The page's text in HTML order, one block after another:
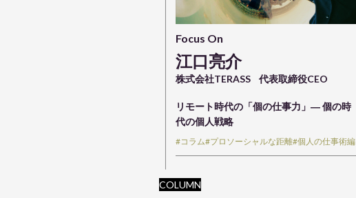
Focus On
江口亮介
株式会社TERASS代表取締役CEO
リモート時代の「個の仕事力」― 個の時
代の個人戦略
#コラム#プロソーシャルな距離#個人の仕事術編
COLUMN